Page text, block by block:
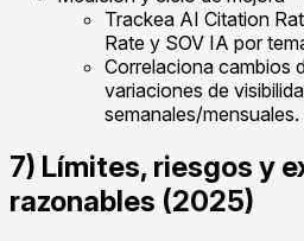
Trackea AI Citation
Rate y SOV IA por
Correlaciona cambios
variaciones de
semanales/mensuales.
7) Límites, riesgos y
razonables (2025)